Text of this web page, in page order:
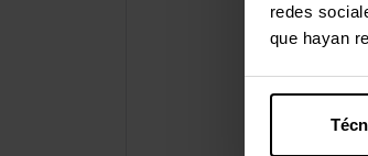
redes
que hayan